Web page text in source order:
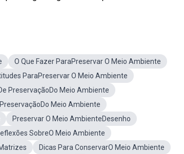
O Que Fazer ParaPreservar O Meio Ambiente
ParaPreservar O Meio Ambiente
PreservaçãoDo Meio Ambiente
Meio Ambiente
Preservar O Meio AmbienteDesenho
SobreO Meio Ambiente
Dicas Para ConservarO Meio Ambiente